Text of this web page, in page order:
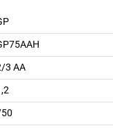
3 AA